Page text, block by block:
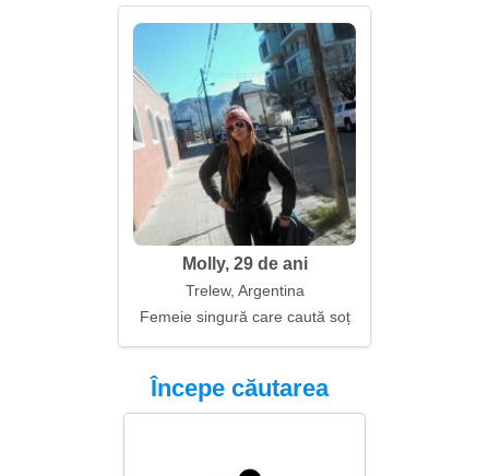
Molly, 29 de ani
Trelew, Argentina
Femeie singură care caută soț
Începe căutarea